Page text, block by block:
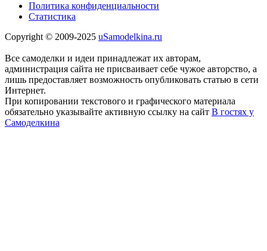
Политика конфиденциальности
Статистика
Copyright © 2009-2025 uSamodelkina.ru
Все самоделки и идеи принадлежат их авторам,
администрация сайта не присваивает себе чужое авторство, а
лишь предоставляет возможность опубликовать статью в сети
Интернет.
При копировании текстового и графического материала
обязательно указывайте активную ссылку на сайт В гостях у
Самоделкина